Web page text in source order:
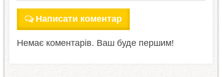
Написати коментар
Немає коментарів. Ваш буде першим!